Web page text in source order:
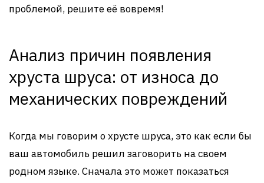
проблемой, решите её вовремя!
Анализ причин появления
хруста шруса: от износа до
механических повреждений
Когда мы говорим о хрусте шруса, это как если бы
ваш автомобиль решил заговорить на своем
родном языке. Сначала это может показаться